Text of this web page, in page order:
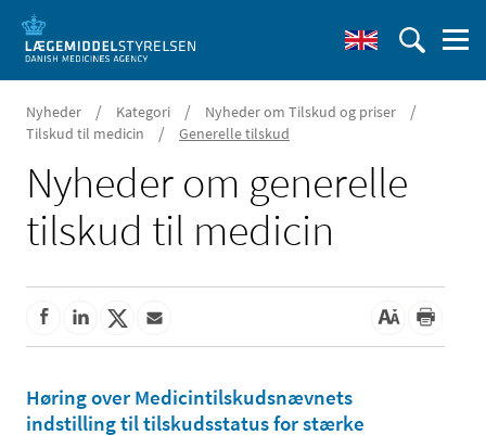
Nyheder / Kategori / Nyheder om Tilskud og priser /
Tilskud til medicin / Generelle tilskud
Nyheder om generelle
tilskud til medicin
Høring over Medicintilskudsnævnets
indstilling til tilskudsstatus for stærke